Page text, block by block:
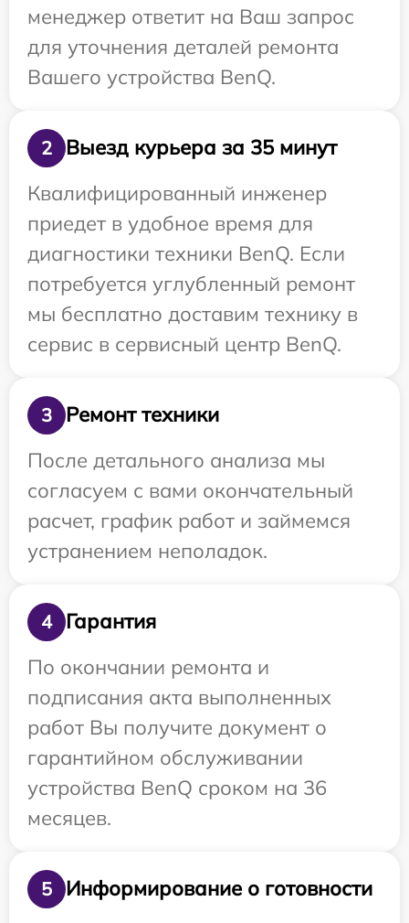
менеджер ответит на Ваш запрос
для уточнения деталей ремонта
Вашего устройства BenQ.
2
Выезд курьера за 35 минут
Квалифицированный инженер
приедет в удобное время для
диагностики техники BenQ. Если
потребуется углубленный ремонт
мы бесплатно доставим технику в
сервис в сервисный центр BenQ.
3
Ремонт техники
После детального анализа мы
согласуем с вами окончательный
расчет, график работ и займемся
устранением неполадок.
4
Гарантия
По окончании ремонта и
подписания акта выполненных
работ Вы получите документ о
гарантийном обслуживании
устройства BenQ сроком на 36
месяцев.
5
Информирование о готовности